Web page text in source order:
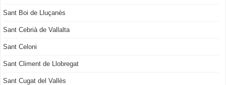
Sant Boi de Lluçanès
Sant Cebrià de Vallalta
Sant Celoni
Sant Climent de Llobregat
Sant Cugat del Vallès